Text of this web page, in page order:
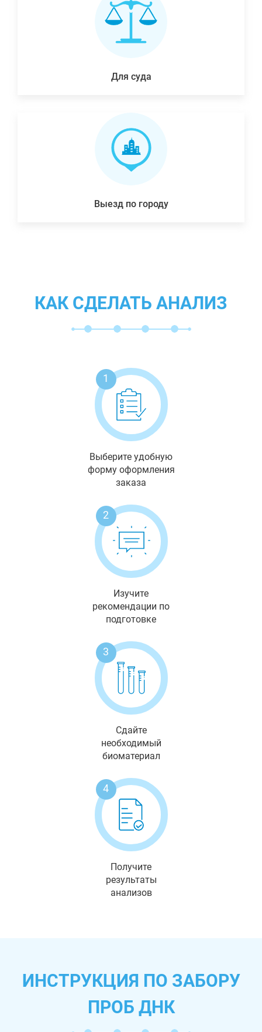
Для суда
Выезд по городу
КАК СДЕЛАТЬ АНАЛИЗ
1
Выберите удобную
форму оформления
заказа
2
Изучите
рекомендации по
подготовке
3
Сдайте
необходимый
биоматериал
4
Получите
результаты
анализов
ИНСТРУКЦИЯ ПО ЗАБОРУ
ПРОБ ДНК